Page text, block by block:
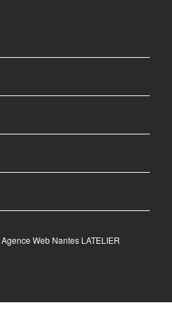
Agence Web Nantes LATELIER